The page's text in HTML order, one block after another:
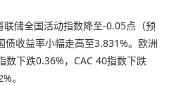
储全国活动指数降至-0.05点（预
收益率小幅走高至3.831%。欧洲
数下跌0.36%，CAC 40指数下跌
。